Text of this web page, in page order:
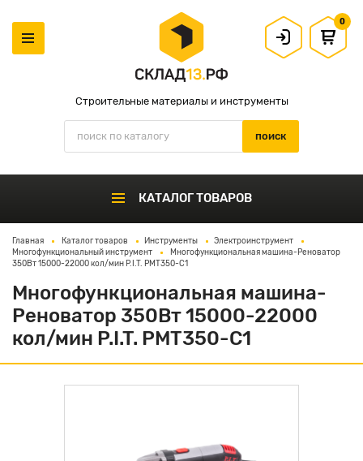
Строительные материалы и инструменты
0
КАТАЛОГ ТОВАРОВ
Главная Каталог товаров Инструменты
Электроинструмент
Многофункциональный инструмент
Многофункциональная машина-Реноватор
350Вт 15000-22000 кол/мин P.I.T. PMT350-C1
Многофункциональная машина-
Реноватор 350Вт 15000-22000
кол/мин P.I.T. PMT350-C1